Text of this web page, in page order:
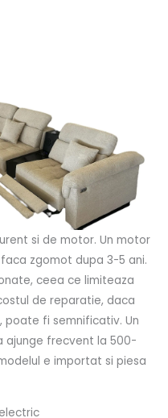
si de motor. Un motor
zgomot dupa 3-5 ani.
ceea ce limiteaza
de reparatie, daca
fi semnificativ. Un
ajunge frecvent la 500-
e importat si piesa